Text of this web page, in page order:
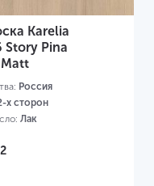
Karelia
Story Pina
Россия
х сторон
Лак